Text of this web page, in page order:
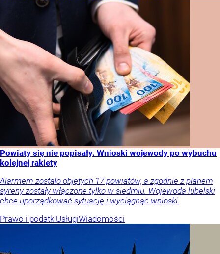
Powiaty się nie popisały. Wnioski wojewody po wybuchu
kolejnej rakiety
Alarmem zostało objętych 17 powiatów, a zgodnie z planem
syreny zostały włączone tylko w siedmiu. Wojewoda lubelski
chce uporządkować sytuację i wyciągnąć wnioski.
Prawo i podatkiUsługiWiadomości